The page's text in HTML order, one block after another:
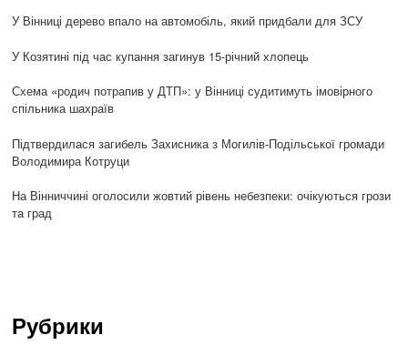
У Вінниці дерево впало на автомобіль, який придбали для ЗСУ
У Козятині під час купання загинув 15-річний хлопець
Схема «родич потрапив у ДТП»: у Вінниці судитимуть імовірного
спільника шахраїв
Підтвердилася загибель Захисника з Могилів-Подільської громади
Володимира Котруци
На Вінниччині оголосили жовтий рівень небезпеки: очікуються грози
та град
Рубрики